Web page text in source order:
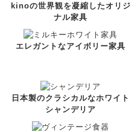
kinoの世界観を凝縮したオリジ
ナル家具
エレガントなアイボリー家具
日本製のクラシカルなホワイト
シャンデリア